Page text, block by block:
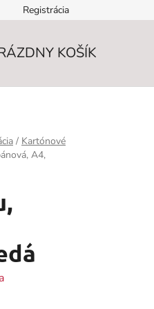
Registrácia
KOŠÍK
/ Kartónové
A4,